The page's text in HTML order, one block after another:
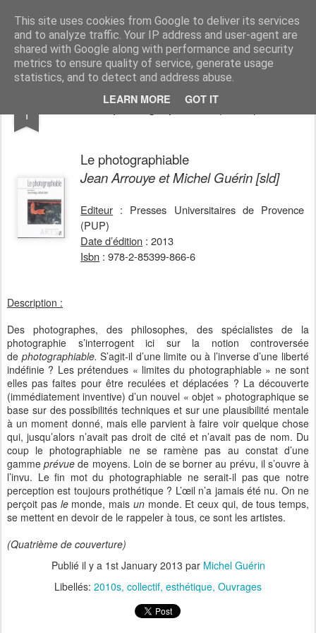
This site uses cookies from Google to deliver its services
and to analyze traffic. Your IP address and user-agent are
shared with Google along with performance and security
metrics to ensure quality of service, generate usage
statistics, and to detect and address abuse.
LEARN MORE GOT IT
Michel Guérin, de la Figurologie
Pages
1 Le photographiable (2013)
Le photographiable
JeanArrouyeet Michel Guérin [sld]
Editeur : Presses Universitaires de Provence
(PUP)
Date d’édition : 2013
Isbn : 978-2-85399-866-6
Description :
Des photographes, des philosophes, des spécialistes de la
photographie s’interrogent ici sur la notion controversée
de photographiable. S’agit-il d’une limite ou à l’inverse d’une liberté
indéfinie ? Les prétendues « limites du photographiable » ne sont
elles pas faites pour être reculées et déplacées ? La découverte
(immédiatement inventive) d’un nouvel « objet » photographique se
base sur des possibilités techniques et sur une plausibilité mentale
à un moment donné, mais elle parvient à faire voir quelque chose
qui, jusqu’alors n’avait pas droit de cité et n’avait pas de nom. Du
coup le photographiable ne se ramène pas au constat d’une
gammeprévuede moyens. Loin de se borner au prévu, il s’ouvre à
l’invu. Le fin mot du photographiable ne serait-il pas que notre
perception est toujours prothétique ? L’œil n’a jamais été nu. On ne
perçoit pas lemonde, mais unmonde. Et ceux qui, de tous temps,
se mettent en devoir de le rappeler à tous, ce sont les artistes.
(Quatrième de couverture)
Publié il y a 1st January 2013 par Michel Guérin
Libellés: 2010s collectif esthétique Ouvrages